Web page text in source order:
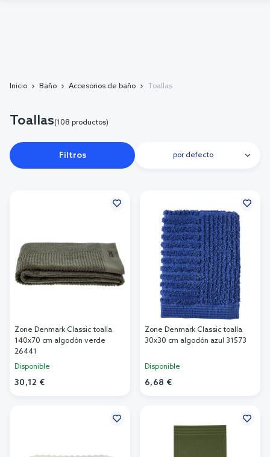
Inicio Baño Accesorios de baño Toallas
Toallas(108 productos)
Filtros por defecto
Zone Denmark Classic toalla
140x70 cm algodón verde
26441
Disponible
30,12 €
Zone Denmark Classic toalla
30x30 cm algodón azul 31573
Disponible
6,68 €